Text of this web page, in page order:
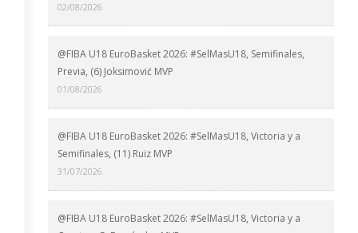
02/08/2026
@FIBA U18 EuroBasket 2026: #SelMasU18, Semifinales,
Previa, (6) Joksimović MVP
01/08/2026
@FIBA U18 EuroBasket 2026: #SelMasU18, Victoria y a
Semifinales, (11) Ruiz MVP
31/07/2026
@FIBA U18 EuroBasket 2026: #SelMasU18, Victoria y a